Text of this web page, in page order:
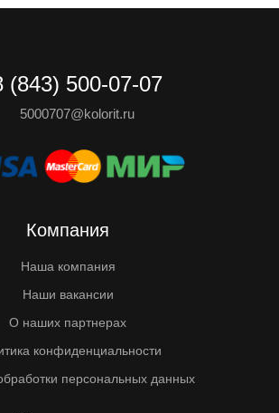
(843) 500-07-07
5000707@kolorit.ru
Компания
Наша компания
Наши вакансии
О наших партнерах
конфиденциальности
персональных данных